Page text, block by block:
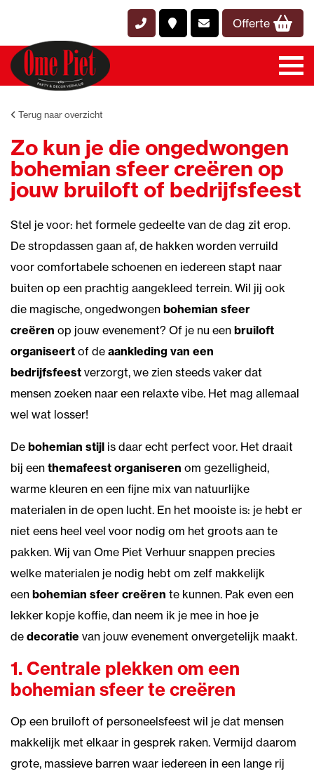
Offerte
Terug naar overzicht
Zo kun je die ongedwongen
bohemian sfeer creëren op
jouw bruiloft of bedrijfsfeest
Stel je voor: het formele gedeelte van de dag zit erop.
De stropdassen gaan af, de hakken worden verruild
voor comfortabele schoenen en iedereen stapt naar
buiten op een prachtig aangekleed terrein. Wil jij ook
die magische, ongedwongen bohemian sfeer
creëren op jouw evenement? Of je nu een bruiloft
organiseert of de aankleding van een
bedrijfsfeest verzorgt, we zien steeds vaker dat
mensen zoeken naar een relaxte vibe. Het mag allemaal
wel wat losser!
De bohemian stijl is daar echt perfect voor. Het draait
bij een themafeest organiseren om gezelligheid,
warme kleuren en een fijne mix van natuurlijke
materialen in de open lucht. En het mooiste is: je hebt er
niet eens heel veel voor nodig om het groots aan te
pakken. Wij van Ome Piet Verhuur snappen precies
welke materialen je nodig hebt om zelf makkelijk
een bohemian sfeer creëren te kunnen. Pak even een
lekker kopje koffie, dan neem ik je mee in hoe je
de decoratie van jouw evenement onvergetelijk maakt.
1. Centrale plekken om een
bohemian sfeer te creëren
Op een bruiloft of personeelsfeest wil je dat mensen
makkelijk met elkaar in gesprek raken. Vermijd daarom
grote, massieve barren waar iedereen in een lange rij